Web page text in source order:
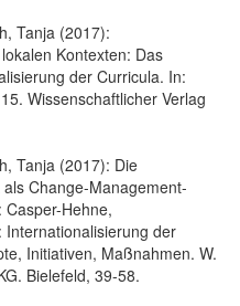
Tanja (2017):
Kontexten: Das
der Curricula. In:
Wissenschaftlicher Verlag
Tanja (2017): Die
Change-Management-
Hehne,
Internationalisierung der
Initiativen, Maßnahmen. W.
Bielefeld, 39-58.